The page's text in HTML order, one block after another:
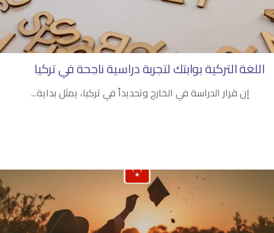
اللغة التركية بوابتك لتجربة دراسية ناجحة في تركيا
إن قرار الدراسة في الخارج وتحديداً في تركيا، يمثل بداية...